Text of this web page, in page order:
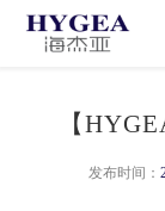
【
发布时间：